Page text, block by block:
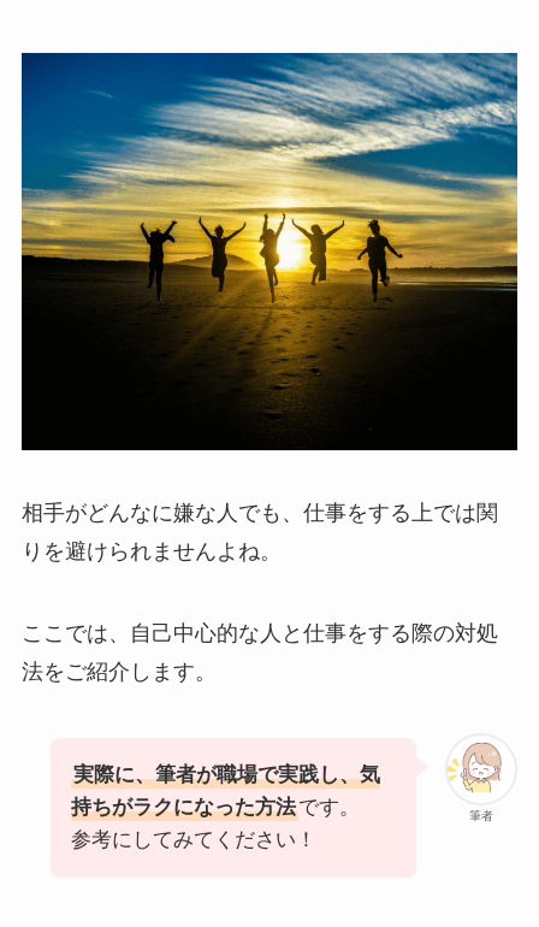
相手がどんなに嫌な人でも、仕事をする上では関
りを避けられませんよね。
ここでは、自己中心的な人と仕事をする際の対処
法をご紹介します。
筆者
実際に、筆者が職場で実践し、気
持ちがラクになった方法です。
参考にしてみてください！